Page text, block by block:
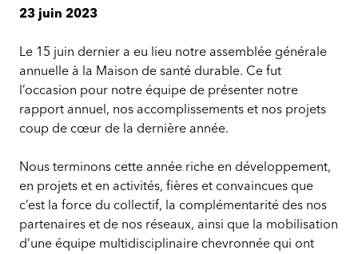
23 juin 2023
Le 15 juin dernier a eu lieu notre assemblée générale
annuelle à la Maison de santé durable. Ce fut
l’occasion pour notre équipe de présenter notre
rapport annuel, nos accomplissements et nos projets
coup de cœur de la dernière année.
Nous terminons cette année riche en développement,
en projets et en activités, fières et convaincues que
c’est la force du collectif, la complémentarité des nos
partenaires et de nos réseaux, ainsi que la mobilisation
d’une équipe multidisciplinaire chevronnée qui ont